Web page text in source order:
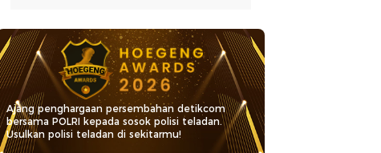
Ajang penghargaan persembahan detikcom
bersama POLRI kepada sosok polisi teladan.
Usulkan polisi teladan di sekitarmu!